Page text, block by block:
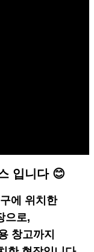
입니다 😊
에 위치한
으로,
창고까지